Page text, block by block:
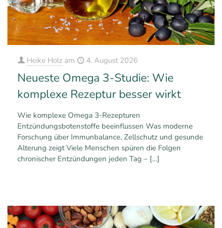
Heike Holz am 4. August 2026
Neueste Omega 3-Studie: Wie
komplexe Rezeptur besser wirkt
Wie komplexe Omega 3-Rezepturen
Entzündungsbotenstoffe beeinflussen Was moderne
Forschung über Immunbalance, Zellschutz und gesunde
Alterung zeigt Viele Menschen spüren die Folgen
chronischer Entzündungen jeden Tag – […]